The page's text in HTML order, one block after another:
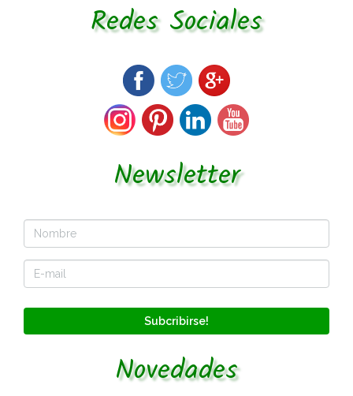
Redes Sociales
Newsletter
Subcribirse!
Novedades